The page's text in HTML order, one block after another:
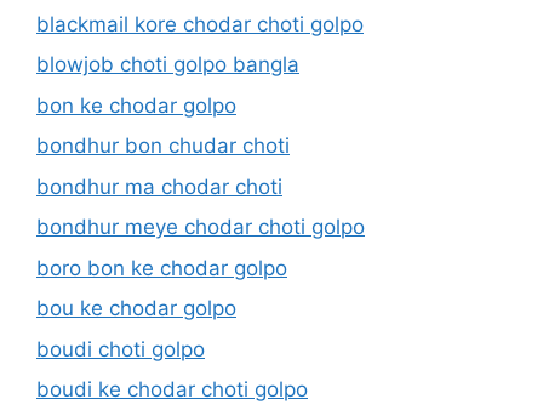
blackmail kore chodar choti golpo
blowjob choti golpo bangla
bon ke chodar golpo
bondhur bon chudar choti
bondhur ma chodar choti
bondhur meye chodar choti golpo
boro bon ke chodar golpo
bou ke chodar golpo
boudi choti golpo
boudi ke chodar choti golpo